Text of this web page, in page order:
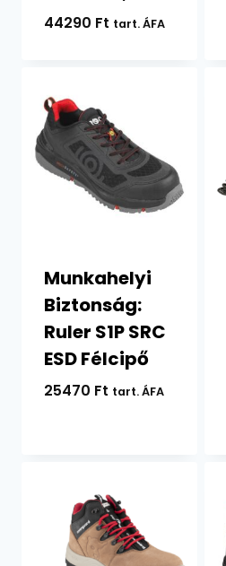
44290 Ft tart. ÁFA
Munkahelyi
Biztonság:
Ruler S1P SRC
ESD Félcipő
25470 Ft tart. ÁFA